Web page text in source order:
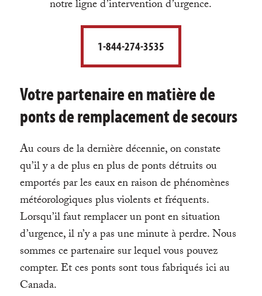
notre ligne d’intervention d’urgence.
1-844-274-3535
Votre partenaire en matière de
ponts de remplacement de secours
Au cours de la dernière décennie, on constate
qu’il y a de plus en plus de ponts détruits ou
emportés par les eaux en raison de phénomènes
météorologiques plus violents et fréquents.
Lorsqu’il faut remplacer un pont en situation
d’urgence, il n’y a pas une minute à perdre. Nous
sommes ce partenaire sur lequel vous pouvez
compter. Et ces ponts sont tous fabriqués ici au
Canada.